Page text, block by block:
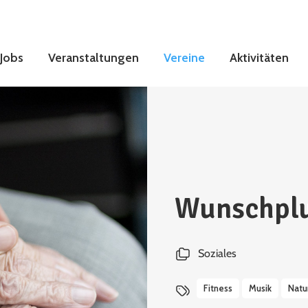
Jobs Veranstaltungen Vereine Aktivitäten
Soziales
Fitness Musik